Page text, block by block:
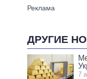
ДРУГИЕ
7